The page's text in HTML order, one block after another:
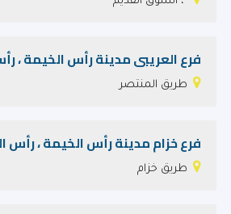
فرع العريبى مدينة رأس الخيمة ،
طريق المنتصر
فرع خزام مدينة رأس الخيمة ، رأس
طريق خزام